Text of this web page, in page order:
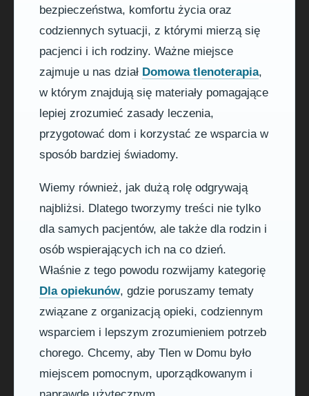
bezpieczeństwa, komfortu życia oraz
codziennych sytuacji, z którymi mierzą się
pacjenci i ich rodziny. Ważne miejsce
zajmuje u nas dział Domowa tlenoterapia,
w którym znajdują się materiały pomagające
lepiej zrozumieć zasady leczenia,
przygotować dom i korzystać ze wsparcia w
sposób bardziej świadomy.
Wiemy również, jak dużą rolę odgrywają
najbliżsi. Dlatego tworzymy treści nie tylko
dla samych pacjentów, ale także dla rodzin i
osób wspierających ich na co dzień.
Właśnie z tego powodu rozwijamy kategorię
Dla opiekunów, gdzie poruszamy tematy
związane z organizacją opieki, codziennym
wsparciem i lepszym zrozumieniem potrzeb
chorego. Chcemy, aby Tlen w Domu było
miejscem pomocnym, uporządkowanym i